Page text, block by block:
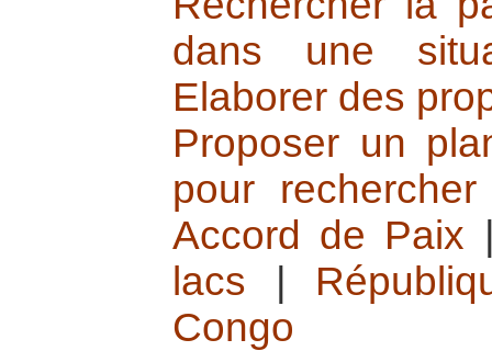
dans une
Elaborer des
Proposer un
pour
Accord de Paix
lacs
Congo